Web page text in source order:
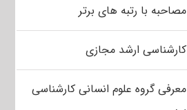
مصاحبه با رتبه های برتر
کارشناسی ارشد مجازی
معرفی گروه علوم انسانی کارشناسی